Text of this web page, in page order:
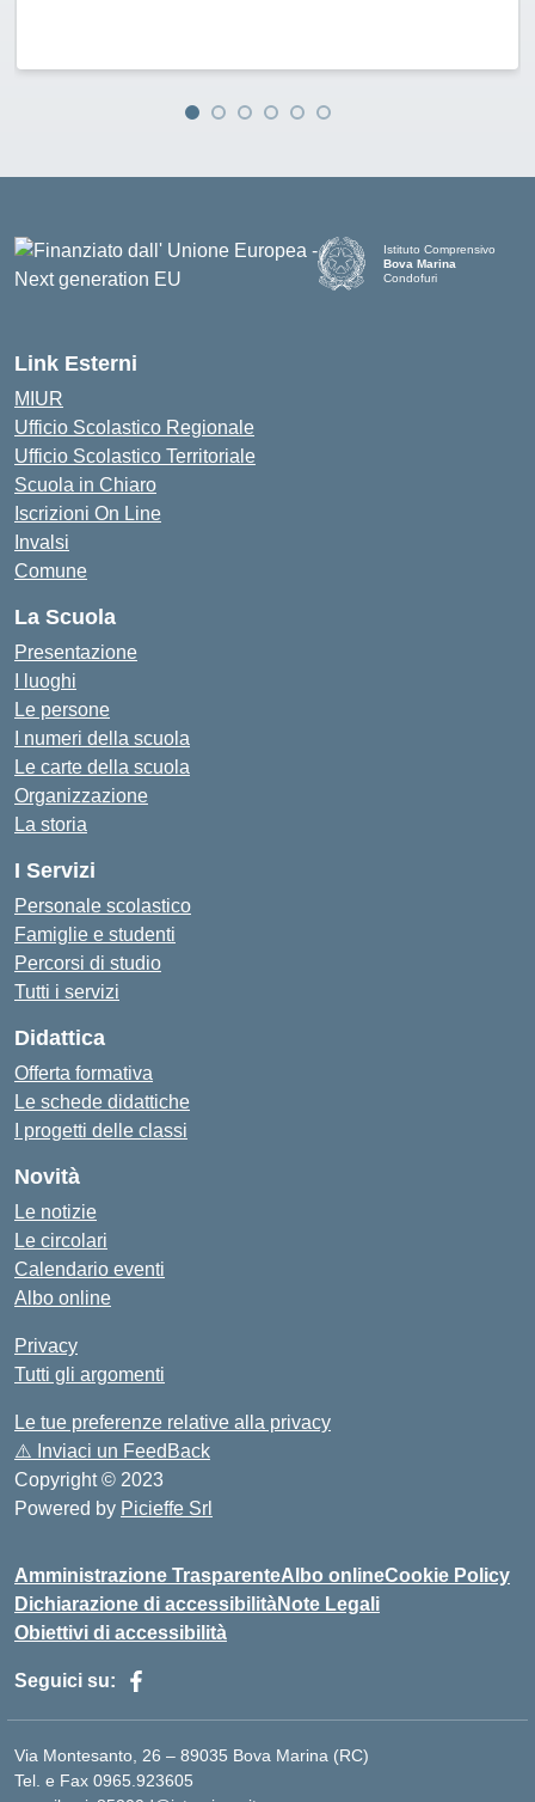
Istituto Comprensivo
Bova Marina
Condofuri
Link Esterni
MIUR
Ufficio Scolastico Regionale
Ufficio Scolastico Territoriale
Scuola in Chiaro
Iscrizioni On Line
Invalsi
Comune
La Scuola
Presentazione
I luoghi
Le persone
I numeri della scuola
Le carte della scuola
Organizzazione
La storia
I Servizi
Personale scolastico
Famiglie e studenti
Percorsi di studio
Tutti i servizi
Didattica
Offerta formativa
Le schede didattiche
I progetti delle classi
Novità
Le notizie
Le circolari
Calendario eventi
Albo online
Privacy
Tutti gli argomenti
Le tue preferenze relative alla privacy
⚠️ Inviaci un FeedBack
Copyright © 2023
Powered by Picieffe Srl
Amministrazione TrasparenteAlbo onlineCookie Policy
Dichiarazione di accessibilitàNote Legali
Obiettivi di accessibilità
Seguici su:
Via Montesanto, 26 – 89035 Bova Marina (RC)
Tel. e Fax 0965.923605